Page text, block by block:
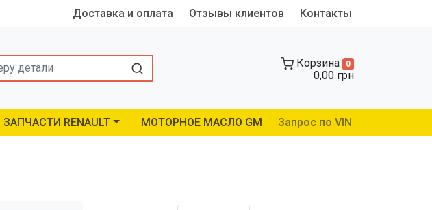
Доставка и оплата Отзывы клиентов Контакты
Корзина 0
0,00 грн
ЗАПЧАСТИ RENAULT МОТОРНОЕ МАСЛО GM Запрос по VIN